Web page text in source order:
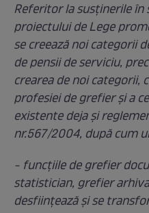
Referitor la susţinerile
proiectului de Lege
se creează noi categorii
de pensii de serviciu,
crearea de noi categorii,
profesiei de grefier și a
existente deja și
nr.567/2004, după cum
- funcţiile de grefier
statistician, grefier
desființează și se